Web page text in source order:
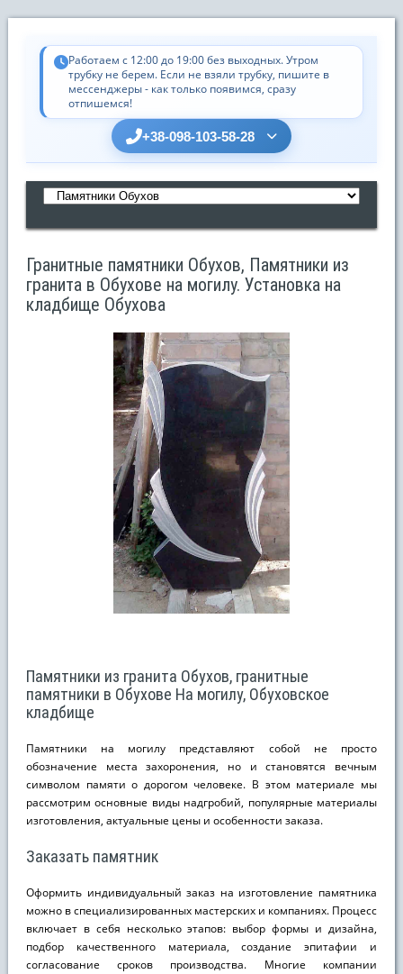
Работаем с 12:00 до 19:00 без выходных. Утром
трубку не берем. Если не взяли трубку, пишите в
мессенджеры - как только появимся, сразу
отпишемся!
+38-098-103-58-28
Гранитные памятники Обухов, Памятники из
гранита в Обухове на могилу. Установка на
кладбище Обухова
Памятники из гранита Обухов, гранитные
памятники в Обухове На могилу, Обуховское
кладбище
Памятники на могилу представляют собой не просто
обозначение места захоронения, но и становятся вечным
символом памяти о дорогом человеке. В этом материале мы
рассмотрим основные виды надгробий, популярные материалы
изготовления, актуальные цены и особенности заказа.
Заказать памятник
Оформить индивидуальный заказ на изготовление памятника
можно в специализированных мастерских и компаниях. Процесс
включает в себя несколько этапов: выбор формы и дизайна,
подбор качественного материала, создание эпитафии и
согласование сроков производства. Многие компании